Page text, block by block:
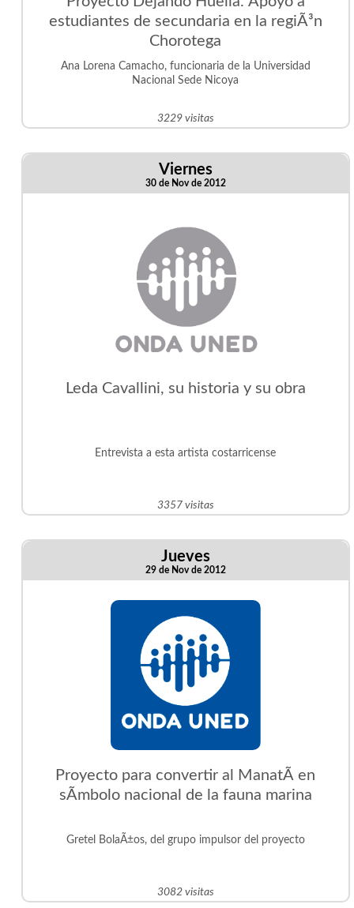
estudiantes de secundaria en la regiÃ³n
Chorotega
Ana Lorena Camacho, funcionaria de la Universidad
Nacional Sede Nicoya
3229 visitas
Viernes
30 de Nov de 2012
Leda Cavallini, su historia y su obra
Entrevista a esta artista costarricense
3357 visitas
Jueves
29 de Nov de 2012
Proyecto para convertir al ManatÃ­ en
sÃ­mbolo nacional de la fauna marina
Gretel BolaÃ±os, del grupo impulsor del proyecto
3082 visitas